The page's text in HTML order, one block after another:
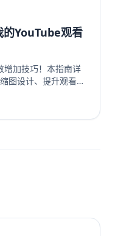
2000字的终极指
从无人问津变为流
的YouTube观看
加技巧！本指南详
图设计、提升观看时
略，系统性地提升
订阅和YouTube观
这些实战方法让频道